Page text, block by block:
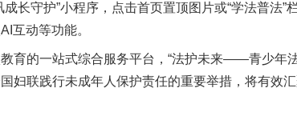
守护”小程序，点击首页置顶图片或“学法普法”
互动等功能。
的一站式综合服务平台，“法护未来——青少年法
妇联践行未成年人保护责任的重要举措，将有效